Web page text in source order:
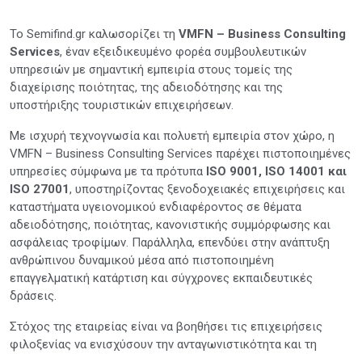
Το Semifind.gr καλωσορίζει τη VMFN – Business Consulting
Services, έναν εξειδικευμένο φορέα συμβουλευτικών
υπηρεσιών με σημαντική εμπειρία στους τομείς της
διαχείρισης ποιότητας, της αδειοδότησης και της
υποστήριξης τουριστικών επιχειρήσεων.
Με ισχυρή τεχνογνωσία και πολυετή εμπειρία στον χώρο, η
VMFN – Business Consulting Services παρέχει πιστοποιημένες
υπηρεσίες σύμφωνα με τα πρότυπα ISO 9001, ISO 14001 και
ISO 27001, υποστηρίζοντας ξενοδοχειακές επιχειρήσεις και
καταστήματα υγειονομικού ενδιαφέροντος σε θέματα
αδειοδότησης, ποιότητας, κανονιστικής συμμόρφωσης και
ασφάλειας τροφίμων. Παράλληλα, επενδύει στην ανάπτυξη
ανθρώπινου δυναμικού μέσα από πιστοποιημένη
επαγγελματική κατάρτιση και σύγχρονες εκπαιδευτικές
δράσεις.
Στόχος της εταιρείας είναι να βοηθήσει τις επιχειρήσεις
φιλοξενίας να ενισχύσουν την ανταγωνιστικότητα και τη